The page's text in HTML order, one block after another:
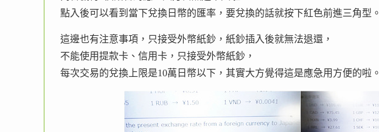
點入後可以看到當下兌換日幣的匯率，要兌換的話就按下紅色前進三角型。
這邊也有注意事項，只接受外幣紙鈔，紙鈔插入後就無法退還，
不能使用提款卡、信用卡，只接受外幣紙鈔，
每次交易的兌換上限是10萬日幣以下，其實大方覺得這是應急用方便的啦。